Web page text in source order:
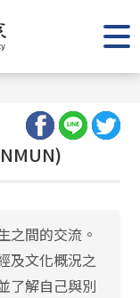
之間的交流。
及文化概況之
了解自己與別